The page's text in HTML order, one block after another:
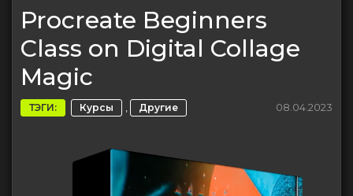
Procreate Beginners
Class on Digital Collage
Magic
ТЭГИ: Курсы , Другие 08.04.2023